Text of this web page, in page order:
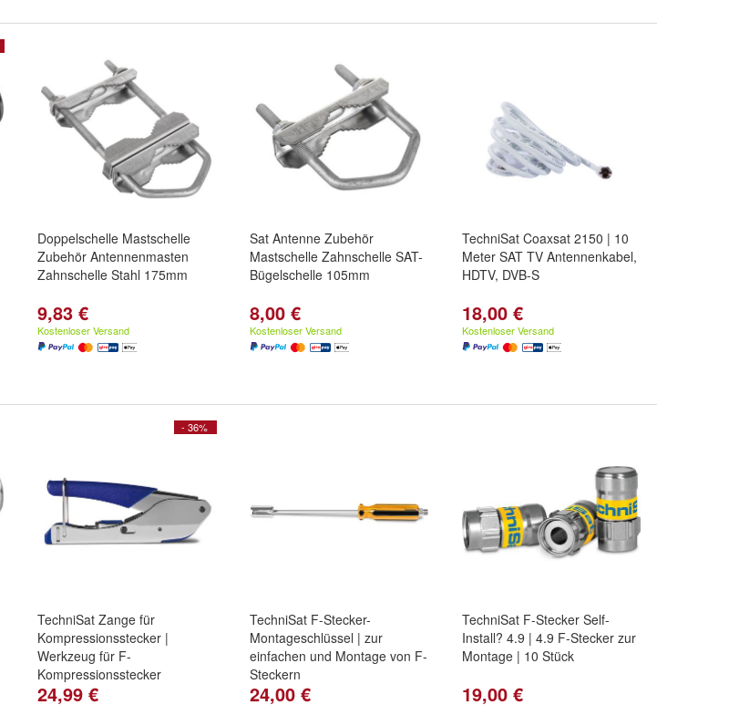
Doppelschelle Mastschelle
Zubehör Antennenmasten
Zahnschelle Stahl 175mm
9,83 €
Kostenloser Versand
Sat Antenne Zubehör
Mastschelle Zahnschelle SAT-
Bügelschelle 105mm
8,00 €
Kostenloser Versand
TechniSat Coaxsat 2150 | 10
Meter SAT TV Antennenkabel,
HDTV, DVB-S
18,00 €
Kostenloser Versand
- 36%
TechniSat Zange für
Kompressionsstecker |
Werkzeug für F-
Kompressionsstecker
24,99 €
TechniSat F-Stecker-
Montageschlüssel | zur
einfachen und Montage von F-
Steckern
24,00 €
TechniSat F-Stecker Self-
Install? 4.9 | 4.9 F-Stecker zur
Montage | 10 Stück
19,00 €